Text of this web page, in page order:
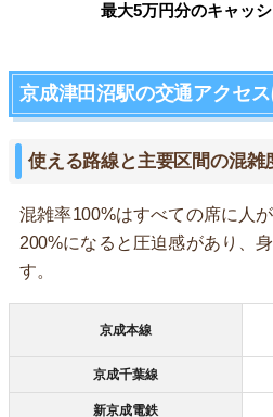
最大5万円分のキャッ
京成津田沼駅の交通アクセ
使える路線と主要区間の混雑
混雑率100%はすべての席に人
200%になると圧迫感があり、
す。
京成本線
京成千葉線
新京成電鉄